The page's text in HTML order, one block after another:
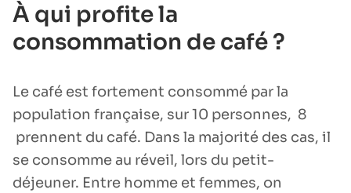
À qui profite la
consommation de café ?
Le café est fortement consommé par la
population française, sur 10 personnes, 8
prennent du café. Dans la majorité des cas, il
se consomme au réveil, lors du petit-
déjeuner. Entre homme et femmes, on